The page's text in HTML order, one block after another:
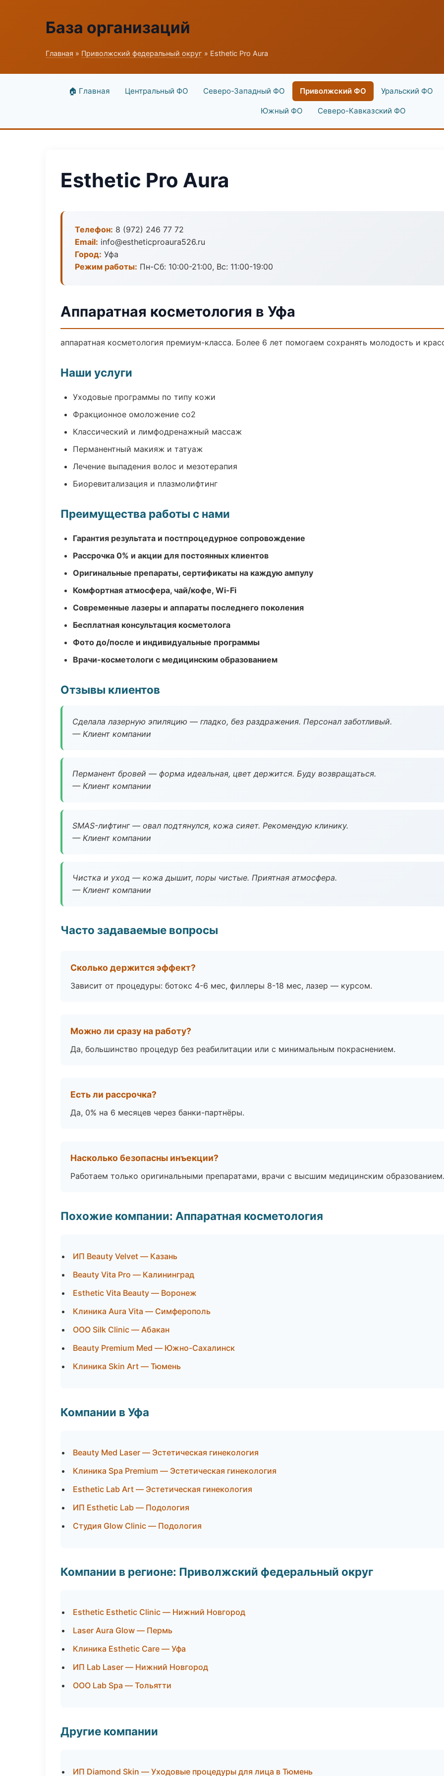
База организаций
Главная » Приволжский федеральный округ » Esthetic Pro Aura
🏠 Главная Центральный ФО Северо-Западный ФО Приволжский ФО Уральский ФО
Южный ФО Северо-Кавказский ФО
Esthetic Pro Aura
Телефон: 8 (972) 246 77 72
Email: info@estheticproaura526.ru
Город: Уфа
Режим работы: Пн-Сб: 10:00-21:00, Вс: 11:00-19:00
Аппаратная косметология в Уфа
аппаратная косметология премиум-класса. Более 6 лет помогаем сохранять молодость и
Наши услуги
Уходовые программы по типу кожи
Фракционное омоложение co2
Классический и лимфодренажный массаж
Перманентный макияж и татуаж
Лечение выпадения волос и мезотерапия
Биоревитализация и плазмолифтинг
Преимущества работы с нами
Гарантия результата и постпроцедурное сопровождение
Рассрочка 0% и акции для постоянных клиентов
Оригинальные препараты, сертификаты на каждую ампулу
Комфортная атмосфера, чай/кофе, Wi-Fi
Современные лазеры и аппараты последнего поколения
Бесплатная консультация косметолога
Фото до/после и индивидуальные программы
Врачи-косметологи с медицинским образованием
Отзывы клиентов
Сделала лазерную эпиляцию — гладко, без раздражения. Персонал заботливый.
— Клиент компании
Перманент бровей — форма идеальная, цвет держится. Буду возвращаться.
— Клиент компании
SMAS-лифтинг — овал подтянулся, кожа сияет. Рекомендую клинику.
— Клиент компании
Чистка и уход — кожа дышит, поры чистые. Приятная атмосфера.
— Клиент компании
Часто задаваемые вопросы
Сколько держится эффект?
Зависит от процедуры: ботокс 4-6 мес, филлеры 8-18 мес, лазер — курсом.
Можно ли сразу на работу?
Да, большинство процедур без реабилитации или с минимальным покраснением.
Есть ли рассрочка?
Да, 0% на 6 месяцев через банки-партнёры.
Насколько безопасны инъекции?
Работаем только оригинальными препаратами, врачи с высшим медицинским образованием.
Похожие компании: Аппаратная косметология
ИП Beauty Velvet — Казань
Beauty Vita Pro — Калининград
Esthetic Vita Beauty — Воронеж
Клиника Aura Vita — Симферополь
ООО Silk Clinic — Абакан
Beauty Premium Med — Южно-Сахалинск
Клиника Skin Art — Тюмень
Компании в Уфа
Beauty Med Laser — Эстетическая гинекология
Клиника Spa Premium — Эстетическая гинекология
Esthetic Lab Art — Эстетическая гинекология
ИП Esthetic Lab — Подология
Студия Glow Clinic — Подология
Компании в регионе: Приволжский федеральный округ
Esthetic Esthetic Clinic — Нижний Новгород
Laser Aura Glow — Пермь
Клиника Esthetic Care — Уфа
ИП Lab Laser — Нижний Новгород
ООО Lab Spa — Тольятти
Другие компании
ИП Diamond Skin — Уходовые процедуры для лица в Тюмень